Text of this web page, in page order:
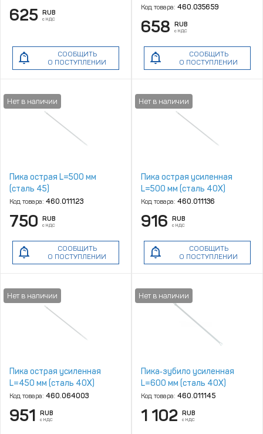
625 RUB
с НДС
СООБЩИТЬ
О ПОСТУПЛЕНИИ
29380‑00‑400
Код товара: 460.035659
658 RUB
с НДС
СООБЩИТЬ
О ПОСТУПЛЕНИИ
Пика острая L=500 мм
(сталь 45)
Код товара: 460.011123
750 RUB
с НДС
СООБЩИТЬ
О ПОСТУПЛЕНИИ
Пика острая усиленная
L=500 мм (сталь 40Х)
Код товара: 460.011136
916 RUB
с НДС
СООБЩИТЬ
О ПОСТУПЛЕНИИ
Пика острая усиленная
L=450 мм (сталь 40Х)
Код товара: 460.064003
951 RUB
с НДС
Пика‑зубило усиленная
L=600 мм (сталь 40Х)
Код товара: 460.011145
1 102 RUB
с НДС